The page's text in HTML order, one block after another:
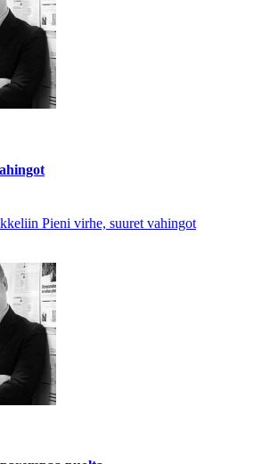
Pieni virhe, suuret vahingot